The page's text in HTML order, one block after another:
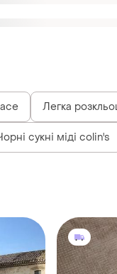
Легка
сукні міді colin's